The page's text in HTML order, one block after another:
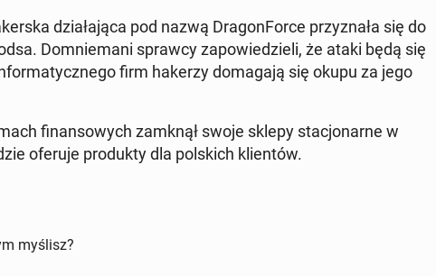
dzi­ała­ją­ca pod nazwą Drag­on­Force przyz­nała się do
Dom­nie­mani sprawcy za­powiedzieli, że ataki będą się
firm hakerzy do­ma­ga­ją się okupu za jego
fi­nan­sowych zamknął swoje sklepy stacjonarne w
oferuje pro­duk­ty dla pol­s­kich klien­tów.
myślisz?